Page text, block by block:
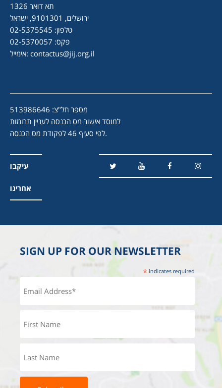
תא דואר 1326
ירושלים, 9101301, ישראל
טלפון: 02-5375545
פקס: 02-5370057
אימייל: contactus@jij.org.il
מספר חל"צ: 513986646
למוסד אישור מס הכנסה לעניין תרומות
לפי סעיף 46 לפקודת מס הכנסה.
עיקבו
אחרינו
SIGN UP FOR OUR NEWSLETTER
* indicates required